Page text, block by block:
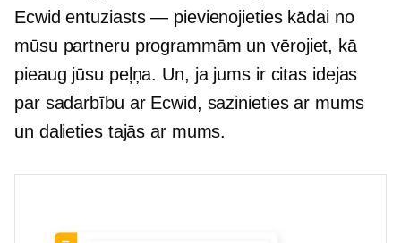
Ecwid entuziasts — pievienojieties kādai no
mūsu partneru programmām un vērojiet, kā
pieaug jūsu peļņa. Un, ja jums ir citas idejas
par sadarbību ar Ecwid, sazinieties ar mums
un dalieties tajās ar mums.